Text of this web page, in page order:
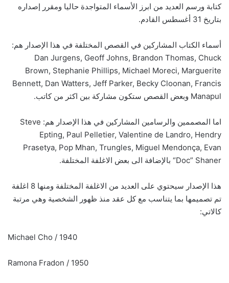
كتابة ورسم العديد من ابرز الأسماء المتواجدة حاليا ومقرر إصداره
بتاريخ 31 أغسطس القادم.
أسماء الكتاب المشاركين في القصص المختلفة في هذا الإصدار هم:
Dan Jurgens, Geoff Johns, Brandon Thomas, Chuck
Brown, Stephanie Phillips, Michael Moreci, Marguerite
Bennett, Dan Watters, Jeff Parker, Becky Cloonan, Francis
Manapul وبعض القصص ستكون مشاركة بين اكثر من كاتب.
اما المصممين والرسامين المشاركين في هذا الإصدار هم: Steve
Epting, Paul Pelletier, Valentine de Landro, Hendry
Prasetya, Pop Mhan, Trungles, Miguel Mendonça, Evan
“Doc” Shaner بالإضافة الى بعض الاغلفة المختلفة.
هذا الإصدار سيحتوي على العديد من الاغلفة المختلفة ومنها 8 اغلفة
تم تصميمها بما يتناسب مع كل عقد منذ ظهور الشخصية وهي مرتبة
كالاتي:
1940 / Michael Cho
1950 / Ramona Fradon